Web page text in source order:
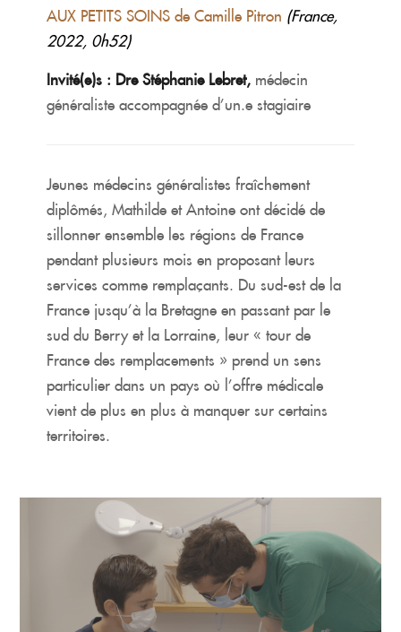
AUX PETITS SOINS de Camille Pitron (France,
2022, 0h52)
Invité(e)s : Dre Stéphanie Lebret, médecin
généraliste accompagnée d’un.e stagiaire
Jeunes médecins généralistes fraîchement
diplômés, Mathilde et Antoine ont décidé de
sillonner ensemble les régions de France
pendant plusieurs mois en proposant leurs
services comme remplaçants. Du sud-est de la
France jusqu’à la Bretagne en passant par le
sud du Berry et la Lorraine, leur « tour de
France des remplacements » prend un sens
particulier dans un pays où l’offre médicale
vient de plus en plus à manquer sur certains
territoires.